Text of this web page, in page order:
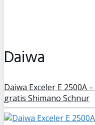
Daiwa
Daiwa Exceler E 2500A
gratis Shimano Schnur